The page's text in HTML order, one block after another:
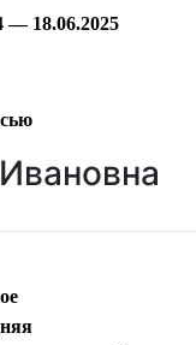
— 18.06.2025